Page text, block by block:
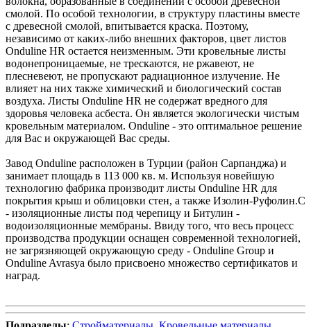
смолой. По особой технологии, в структуру пластины вместе
с древесной смолой, впитывается краска. Поэтому,
независимо от каких-либо внешних факторов, цвет листов
Onduline HR остается неизменным. Эти кровельные листы
водонепроницаемые, не трескаются, не ржавеют, не
плесневеют, не пропускают радиационное излучение. Не
влияет на них также химический и биологический состав
воздуха. Листы Onduline HR не содержат вредного для
здоровья человека асбеста. Он является экологически чистым
кровельным материалом. Onduline - это оптимальное решение
для Вас и окружающей Вас среды.
Завод Onduline расположен в Турции (район Сарпанджа) и
занимает площадь в 113 000 кв. м. Используя новейшую
технологию фабрика производит листы Onduline HR для
покрытия крыш и облицовки стен, а также Изолин-Руфолин.С
- изоляционные листы под черепицу и Битулин -
водоизоляционные мембраны. Ввиду того, что весь процесс
производства продукции оснащен современной технологией,
не загрязняющей окружающую среду - Onduline Group и
Onduline Avrasya было присвоено множество сертификатов и
наград.